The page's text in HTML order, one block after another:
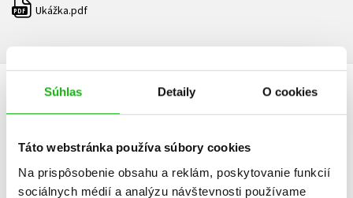
Súhlas Detaily O cookies
Táto webstránka používa súbory cookies
Na prispôsobenie obsahu a reklám, poskytovanie funkcií
sociálnych médií a analýzu návštevnosti používame
PDF Ukážka.pdf
ĎALŠIE TITULY ZO SÉRIE "PRÍBEHY NA DOBRÚ NOC PRE